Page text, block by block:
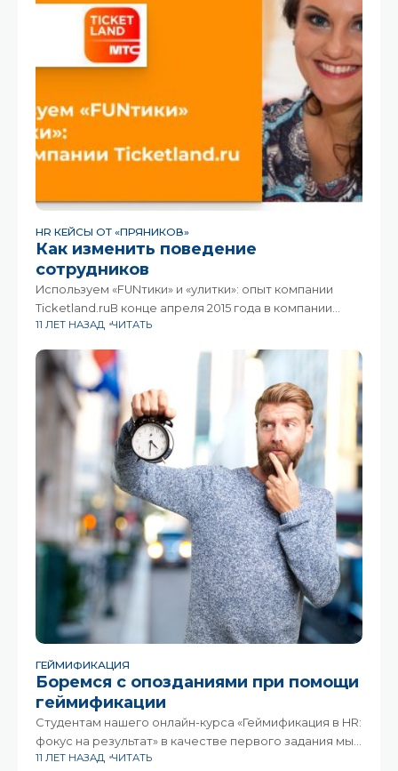
HR КЕЙСЫ ОТ «ПРЯНИКОВ»
Как изменить поведение
сотрудников
Используем «FUNтики» и «улитки»: опыт компании
Ticketland.ruВ конце апреля 2015 года в компании
«Ticketland.ru» запустилась корпоративная
«Pryaniky.com». О том, как с помощью FUNтиков
компания меняет
11 ЛЕТ НАЗАД ЧИТАТЬ
ГЕЙМИФИКАЦИЯ
Боремся с опозданиями при помощи
геймификации
Студентам нашего онлайн-курса «Геймификация в HR:
фокус на результат» в качестве первого задания мы
предложили решить кейс борьбы с опозданиями при
11 ЛЕТ НАЗАД ЧИТАТЬ